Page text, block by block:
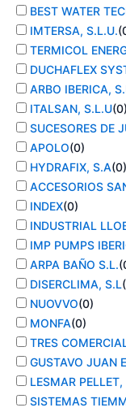
BEST WATER
IMTERSA, S.L.U.(
TERMICOL
DUCHAFLEX
ARBO IBERICA,
ITALSAN, S.L.U(0)
SUCESORES DE
APOLO(0)
HYDRAFIX, S.A(0)
ACCESORIOS
INDEX(0)
INDUSTRIAL
IMP PUMPS
ARPA BAÑO S.L.(
DISERCLIMA, S.L(
NUOVVO(0)
MONFA(0)
TRES
GUSTAVO JUAN
LESMAR PELLET,
SISTEMAS